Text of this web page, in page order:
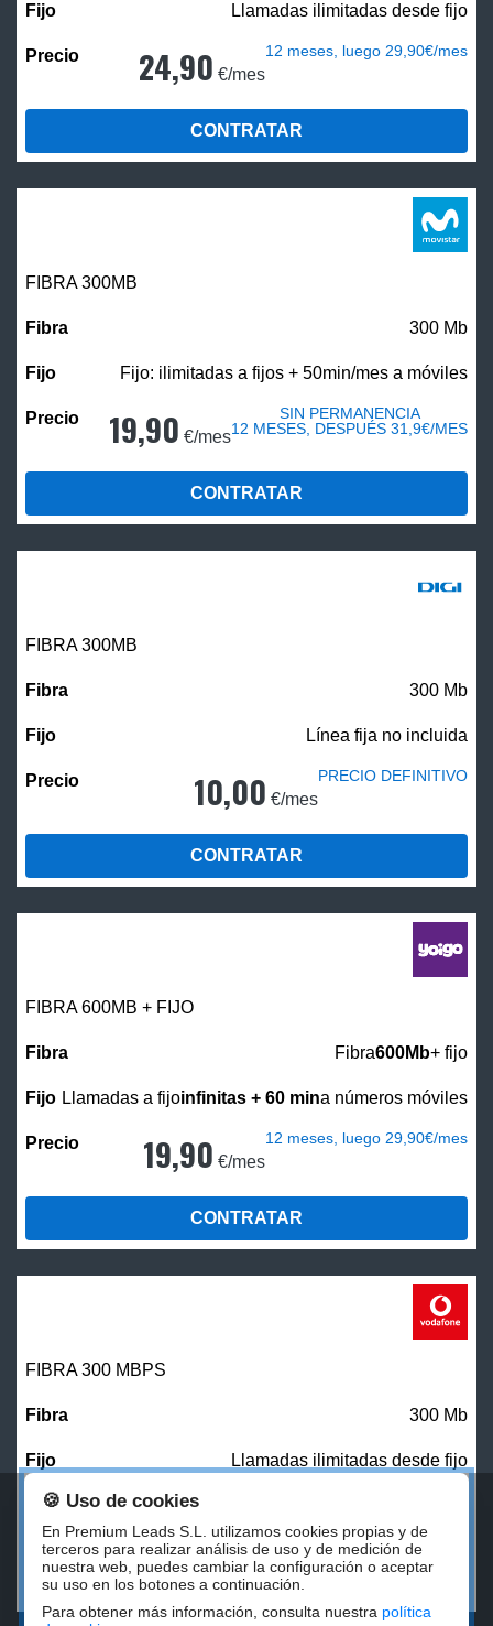
Llamadas ilimitadas desde fijo
24,90 €/mes
12 meses, luego 29,90€/mes
CONTRATAR
FIBRA 300MB
300 Mb
Fijo: ilimitadas a fijos + 50min/mes a móviles
19,90 €/mes
SIN PERMANENCIA
12 MESES, DESPUÉS 31,9€/MES
CONTRATAR
FIBRA 300MB
300 Mb
Línea fija no incluida
10,00 €/mes
PRECIO DEFINITIVO
CONTRATAR
FIBRA 600MB + FIJO
Fibra600Mb+ fijo
Llamadas a fijoinfinitas + 60 mina números móviles
19,90 €/mes
12 meses, luego 29,90€/mes
CONTRATAR
FIBRA 300 MBPS
300 Mb
Llamadas ilimitadas desde fijo
27,00 €/mes
CONTRATAR
🍪 Uso de cookies
En Premium Leads S.L. utilizamos cookies propias y de
terceros para realizar análisis de uso y de medición de
nuestra web, puedes cambiar la configuración o aceptar
su uso en los botones a continuación.
Para obtener más información, consulta nuestra política